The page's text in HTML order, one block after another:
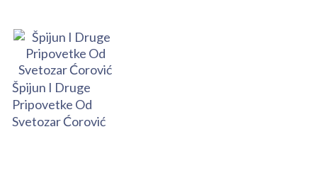
Špijun I Druge
Pripovetke Od
Svetozar Ćorović